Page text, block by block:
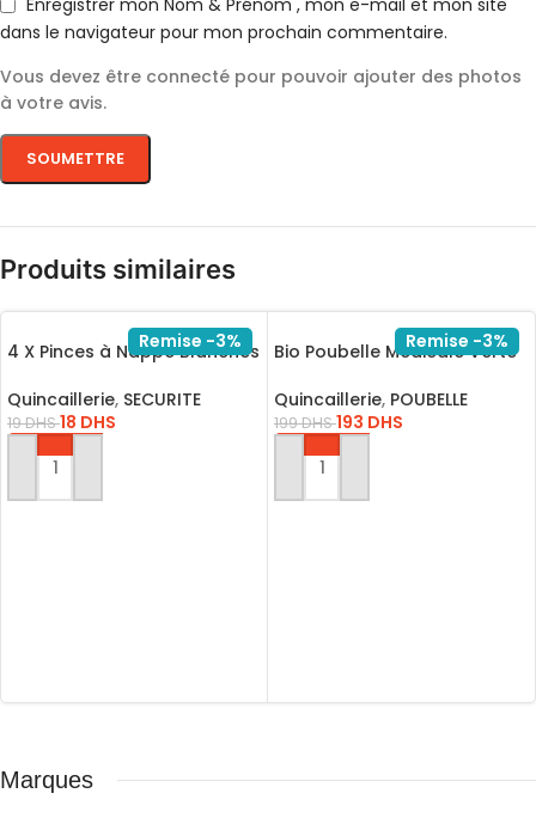
Enregistrer mon Nom & Prénom , mon e-mail et mon site
dans le navigateur pour mon prochain commentaire.
Vous devez être connecté pour pouvoir ajouter des photos
à votre avis.
Produits similaires
Remise -3%
4 X Pinces à Nappe Blanches
Clip
Quincaillerie, SECURITE
19DHS18 DHS
AJOUTER AU PANIER
Remise -3%
Bio Poubelle Médicale Verte
Quincaillerie, POUBELLE
199DHS193 DHS
AJOUTER AU PANIER
Marques